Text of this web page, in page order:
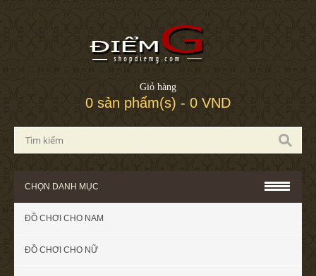
Giỏ hàng
0 sản phẩm(s) - 0 VND
CHỌN DANH MỤC
ĐỒ CHƠI CHO NAM
ĐỒ CHƠI CHO NỮ